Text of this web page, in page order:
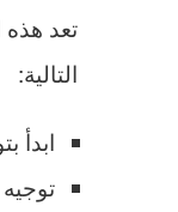
تعد هذه
التالية:
ابدأ
توجيه